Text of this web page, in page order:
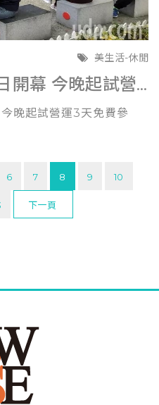
美生活-休閒
龍崎「空山祭」27日開幕 今晚起試營運3天免費參觀 (聯合報1225)
晚起試營運3天免費參
6 7 8 9 10
下一頁